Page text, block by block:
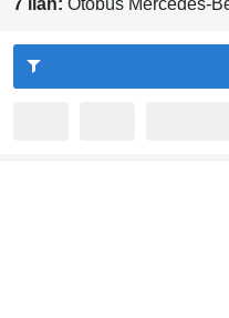
7 ilan: Otobüs Mercedes-